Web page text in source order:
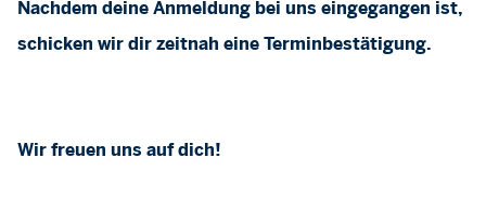
Nachdem deine Anmeldung bei uns eingegangen ist,
schicken wir dir zeitnah eine Terminbestätigung.
Wir freuen uns auf dich!